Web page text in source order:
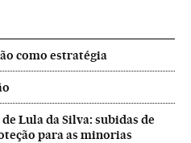
como estratégia
Lula da Silva: subidas de
para as minorias